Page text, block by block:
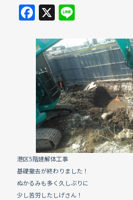
F
a
c
e
b
o
o
k
X Li
e
港区5階建解体工事
基礎撤去が終わりました！
ぬかるみも多く久しぶりに
少し苦労したしげさん！